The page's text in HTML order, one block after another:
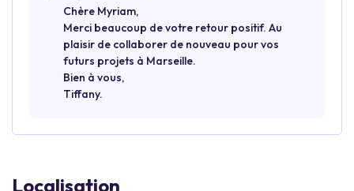
Chère Myriam,
Merci beaucoup de votre retour positif. Au
plaisir de collaborer de nouveau pour vos
futurs projets à Marseille.
Bien à vous,
Tiffany.
Localisation